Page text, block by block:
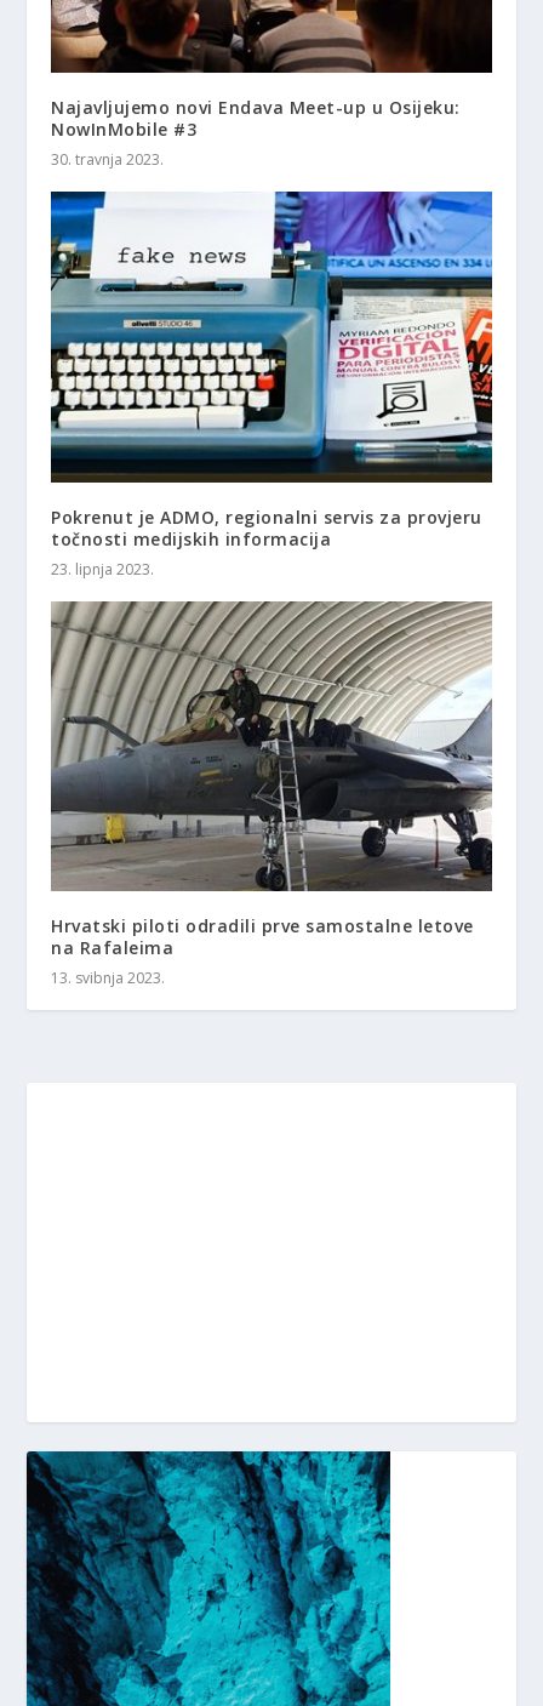
Najavljujemo novi Endava Meet-up u Osijeku:
NowInMobile #3
30. travnja 2023.
Pokrenut je ADMO, regionalni servis za provjeru
točnosti medijskih informacija
23. lipnja 2023.
Hrvatski piloti odradili prve samostalne letove
na Rafaleima
13. svibnja 2023.